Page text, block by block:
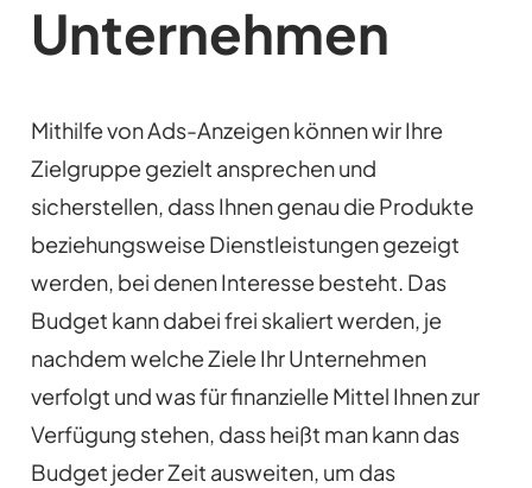
Unternehmen
Mithilfe von Ads-Anzeigen können wir Ihre
Zielgruppe gezielt ansprechen und
sicherstellen, dass Ihnen genau die Produkte
beziehungsweise Dienstleistungen gezeigt
werden, bei denen Interesse besteht. Das
Budget kann dabei frei skaliert werden, je
nachdem welche Ziele Ihr Unternehmen
verfolgt und was für finanzielle Mittel Ihnen zur
Verfügung stehen, dass heißt man kann das
Budget jeder Zeit ausweiten, um das